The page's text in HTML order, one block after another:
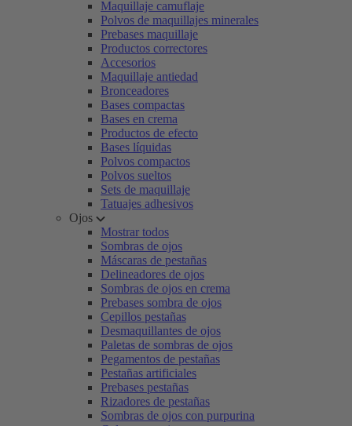
Maquillaje camuflaje
Polvos de maquillajes minerales
Prebases maquillaje
Productos correctores
Accesorios
Maquillaje antiedad
Bronceadores
Bases compactas
Bases en crema
Productos de efecto
Bases líquidas
Polvos compactos
Polvos sueltos
Sets de maquillaje
Tatuajes adhesivos
Ojos
Mostrar todos
Sombras de ojos
Máscaras de pestañas
Delineadores de ojos
Sombras de ojos en crema
Prebases sombra de ojos
Cepillos pestañas
Desmaquillantes de ojos
Paletas de sombras de ojos
Pegamentos de pestañas
Pestañas artificiales
Prebases pestañas
Rizadores de pestañas
Sombras de ojos con purpurina